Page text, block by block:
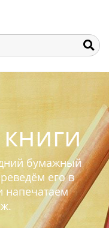
бумажный
его в
напечатаем